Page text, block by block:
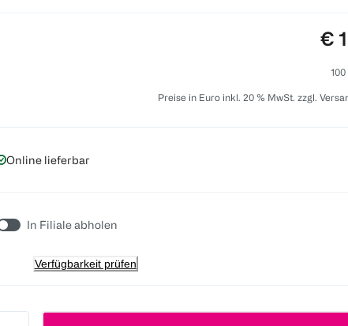
€
Preise in Euro inkl. 20 % MwSt. zzgl.
Online lieferbar
In Filiale abholen
Verfügbarkeit prüfen